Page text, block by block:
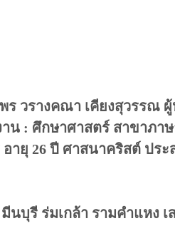
ร วรางคณา เคียงสุวรรณ
น : ศึกษาศาสตร์ สาขาภา
อายุ 26 ปี ศาสนาคริสต์ ป
นบุรี ร่มเกล้า รามคำแหง เ